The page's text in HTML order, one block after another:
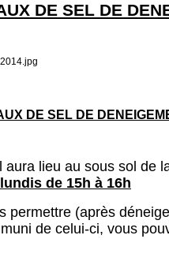
DE SEL DE
DE SEL DE
lieu au sous sol de
de 15h à 16h
permettre (après
de celui-ci, vous